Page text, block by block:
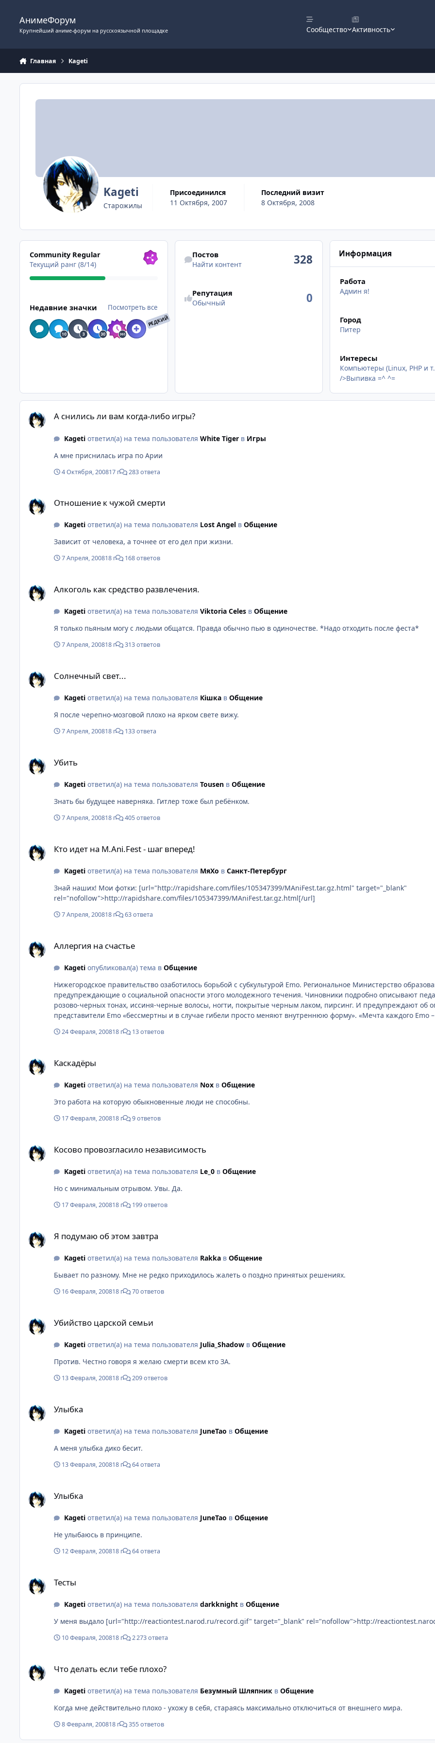
АнимеФорум
Крупнейший аниме-форум на русскоязычной площадке Сообщество Активность
Главная Kageti
Kageti
Старожилы
Присоединился
11 Октября, 2007
Последний визит
8 Октября, 2008
Посмотреть все
Community Regular
Текущий ранг (8/14)
Недавние значки Посмотреть все
РЕДКИЙ
Найти контент
Постов
Найти контент 328
Репутация
Обычный 0
Информация
Работа
Админ я!
Город
Питер
Интересы
Компьютеры (Linux, PHP и
/>Выпивка =^ ^=
А снились ли вам когда-либо игры?
А снились ли вам когда-либо игры?
Kagetiответил(а) на тема пользователя White Tigerв Игры
А мне приснилась игра по Арии
4 Октября, 200817 г 283 ответа
Отношение к чужой смерти
Kagetiответил(а) на тема пользователя Lost Angelв Общение
Зависит от человека, а точнее от его дел при жизни.
7 Апреля, 200818 г 168 ответов
Алкоголь как средство развлечения.
Kagetiответил(а) на тема пользователя Viktoria Celesв Общение
Я только пьяным могу с людьми общатся. Правда обычно пью в одиночестве. *Надо отходить после феста*
7 Апреля, 200818 г 313 ответов
Солнечный свет...
Kagetiответил(а) на тема пользователя Кiшкав Общение
Я после черепно-мозговой плохо на ярком свете вижу.
7 Апреля, 200818 г 133 ответа
Убить
Kagetiответил(а) на тема пользователя Tousenв Общение
Знать бы будущее наверняка. Гитлер тоже был ребёнком.
7 Апреля, 200818 г 405 ответов
Кто идет на М.Ani.Fest - шаг вперед!
Kagetiответил(а) на тема пользователя МяХо в Санкт-Петербург
Знай наших! Мои фотки: [url="http://rapidshare.com/files/105347399/MAniFest.tar.gz.html" target="_blank"
rel="nofollow">http://rapidshare.com/files/105347399/MAniFest.tar.gz.html[/url]
7 Апреля, 200818 г 63 ответа
Аллергия на счастье
Kagetiопубликовал(а) тема в Общение
Нижегородское правительство озаботилось борьбой с субкультурой Emo. Региональное Министерство
предупреждающие о социальной опасности этого молодежного течения. Чиновники подробно описывают педагогам внешний вид поклонников Emo: одежда в
розово-черных тонах, иссиня-черные волосы, ногти, покрытые черным лаком, пирсинг. И предупреждают об
представители Emo «бессмертны и в случае гибели просто меняют внутреннюю форму». «Мечта каждого Emo
документе. Основанием для таких циркуляров стало письмо начальника управления ФСБ по Нижегородской области Олега Храмова губернатору области Валерию
постоянная группа представителей этой субкультуры регулярно собирается в Дзержинске и других крупных
самоубийств подростков в других регионах, поскольку «употребление наркотиков, порезы запястий и другое
«нормальной» каждодневной деятельностью Emo. «Информируем для возможной организации
губернатору начальник УФСБ. [url="http://www.ng.ru/regions/2008-02-19/7_emo.html" target="_blank"
24 Февраля, 200818 г 13 ответов
Каскадёры
Kagetiответил(а) на тема пользователя Noxв Общение
Это работа на которую обыкновенные люди не способны.
17 Февраля, 200818 г 9 ответов
Косово провозгласило независимость
Kagetiответил(а) на тема пользователя Le_0в Общение
Но с минимальным отрывом. Увы. Да.
17 Февраля, 200818 г 199 ответов
Я подумаю об этом завтра
Kagetiответил(а) на тема пользователя Rakkaв Общение
Бывает по разному. Мне не редко приходилось жалеть о поздно принятых решениях.
16 Февраля, 200818 г 70 ответов
Убийство царской семьи
Kagetiответил(а) на тема пользователя Julia_Shadowв Общение
Против. Честно говоря я желаю смерти всем кто ЗА.
13 Февраля, 200818 г 209 ответов
Улыбка
Kagetiответил(а) на тема пользователя JuneTao в Общение
А меня улыбка дико бесит.
13 Февраля, 200818 г 64 ответа
Улыбка
Kagetiответил(а) на тема пользователя JuneTao в Общение
Не улыбаюсь в принципе.
12 Февраля, 200818 г 64 ответа
Тесты
Kagetiответил(а) на тема пользователя darkknightв Общение
У меня выдало [url="http://reactiontest.narod.ru/record.gif" target="_blank" rel="nofollow">http://
10 Февраля, 200818 г 2 273 ответа
Что делать если тебе плохо?
Kagetiответил(а) на тема пользователя Безумный Шляпникв Общение
Когда мне действительно плохо - ухожу в себя, стараясь максимально отключиться от внешнего мира.
8 Февраля, 200818 г 355 ответов